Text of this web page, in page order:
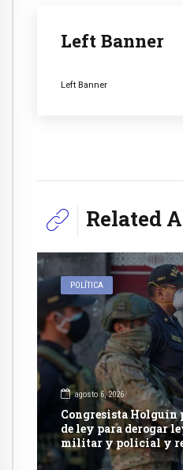
Left Banner
Left Banner
Related
POLÍTICA
agosto 6, 2026
Congresista Holguín
de ley para derogar
militar y policial y
competencia de